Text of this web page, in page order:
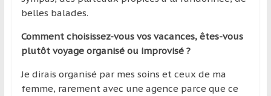
belles balades.
Comment choisissez-vous vos vacances, êtes-vous
plutôt voyage organisé ou improvisé ?
Je dirais organisé par mes soins et ceux de ma
femme, rarement avec une agence parce que ce